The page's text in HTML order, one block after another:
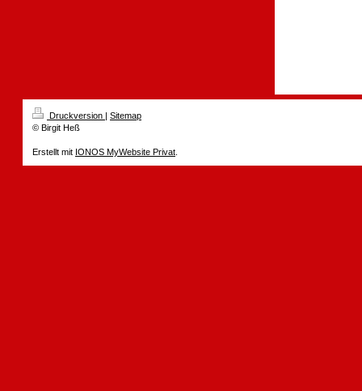
Druckversion | Sitemap
© Birgit Heß
Erstellt mit IONOS MyWebsite Privat